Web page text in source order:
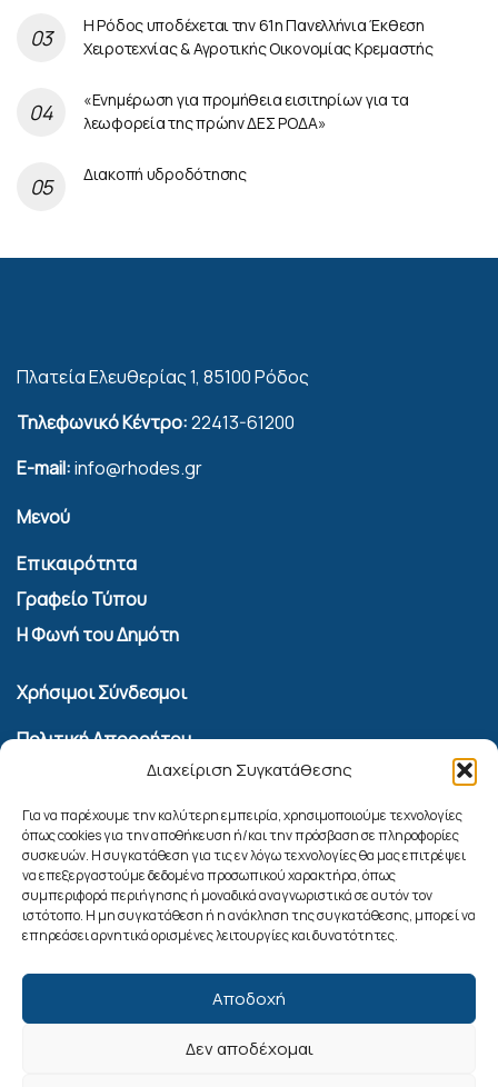
Διαχείριση Συγκατάθεσης
Για να παρέχουμε την καλύτερη εμπειρία, χρησιμοποιούμε τεχνολογίες
όπως cookies για την αποθήκευση ή/και την πρόσβαση σε πληροφορίες
συσκευών. Η συγκατάθεση για τις εν λόγω τεχνολογίες θα μας επιτρέψει
να επεξεργαστούμε δεδομένα προσωπικού χαρακτήρα, όπως
συμπεριφορά περιήγησης ή μοναδικά αναγνωριστικά σε αυτόν τον
ιστότοπο. Η μη συγκατάθεση ή η ανάκληση της συγκατάθεσης, μπορεί να
επηρεάσει αρνητικά ορισμένες λειτουργίες και δυνατότητες.
Αποδοχή
Δεν αποδέχομαι
Η Ρόδος υποδέχεται την 61η Πανελλήνια Έκθεση
Χειροτεχνίας & Αγροτικής Οικονομίας Κρεμαστής
«Ενημέρωση για προμήθεια εισιτηρίων για τα
λεωφορεία της πρώην ΔΕΣ ΡΟΔΑ»
Διακοπή υδροδότησης
Πλατεία Ελευθερίας 1, 85100 Ρόδος
Τηλεφωνικό Κέντρο:22413-61200
E-mail:info@rhodes.gr
Μενού
Επικαιρότητα
Γραφείο Τύπου
Η Φωνή του Δημότη
Χρήσιμοι Σύνδεσμοι
Πολιτική Απορρήτου
Όροι Χρήσης Υπηρεσίας Επικοινωνίας
Πολιτική Cookies (ΕΕ)
Αναζήτηση